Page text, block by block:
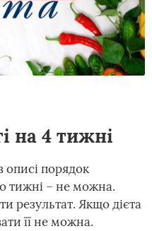
на 4 тижні
описі порядок
тижні – не можна.
результат. Якщо дієта
її не можна.